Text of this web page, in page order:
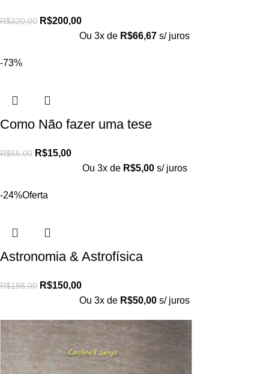
R$320,00 R$200,00
Ou 3x de R$66,67 s/ juros
-73%
Como Não fazer uma tese
R$55,00 R$15,00
Ou 3x de R$5,00 s/ juros
-24%Oferta
Astronomia & Astrofísica
R$198,00 R$150,00
Ou 3x de R$50,00 s/ juros